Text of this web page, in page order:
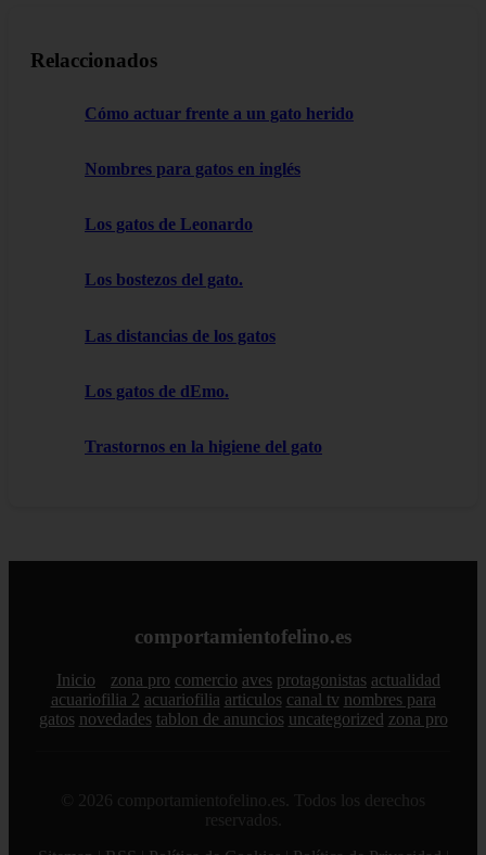
Relaccionados
Cómo actuar frente a un gato herido
Nombres para gatos en inglés
Los gatos de Leonardo
Los bostezos del gato.
Las distancias de los gatos
Los gatos de dEmo.
Trastornos en la higiene del gato
comportamientofelino.es
Inicio zona pro comercio aves protagonistas actualidad
acuariofilia 2 acuariofilia articulos canal tv nombres para
gatos novedades tablon de anuncios uncategorized zona pro
© 2026 comportamientofelino.es. Todos los derechos
reservados.